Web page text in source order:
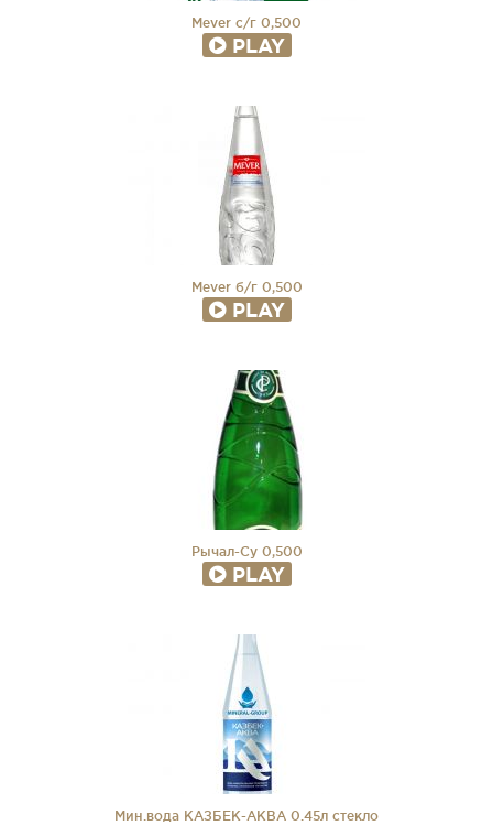
Mever с/г 0,500
PLAY
Mever б/г 0,500
PLAY
Рычал-Су 0,500
PLAY
Мин.вода КАЗБЕК-АКВА 0.45л стекло